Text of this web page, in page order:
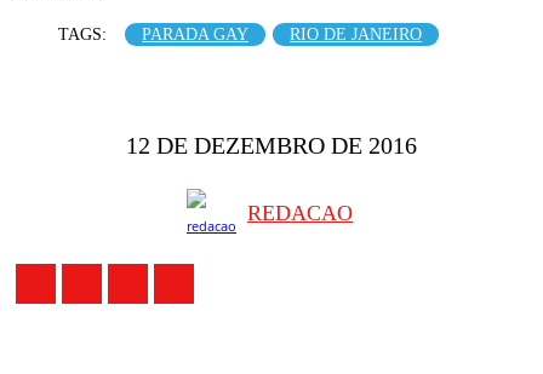
TAGS: PARADA GAY RIO DE JANEIRO
12 DE DEZEMBRO DE 2016
REDACAO